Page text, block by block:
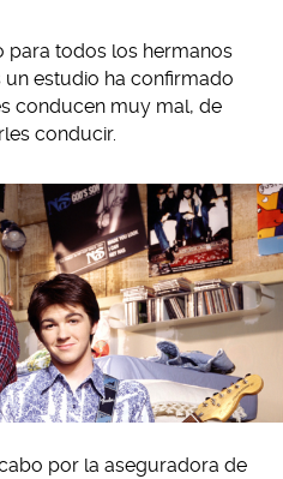
para todos los hermanos
estudio ha confirmado
conducen muy mal, de
conducir.
por la aseguradora de